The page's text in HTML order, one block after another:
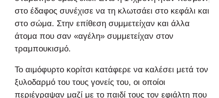
στο έδαφος συνέχισε να τη κλωτσάει στο κεφάλι και
στο σώμα. Στην επίθεση συμμετείχαν και άλλα
άτομα που σαν «αγέλη» συμμετείχαν στον
τραμπουκισμό.
Το αιμόφυρτο κορίτσι κατάφερε να καλέσει μετά τον
ξυλοδαρμό του τους γονείς του, οι οποίοι
περιέγραψαν μαζί με το παιδί τους τον εφιάλτη που